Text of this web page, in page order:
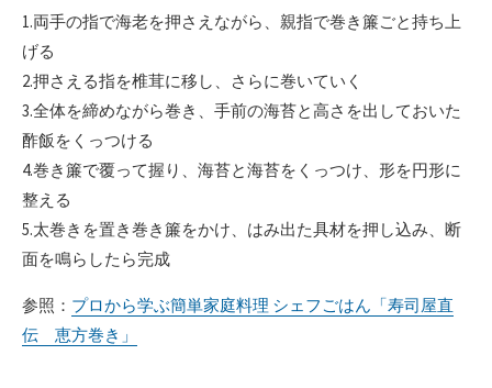
1.両手の指で海老を押さえながら、親指で巻き簾ごと持ち上
げる
2.押さえる指を椎茸に移し、さらに巻いていく
3.全体を締めながら巻き、手前の海苔と高さを出しておいた
酢飯をくっつける
4.巻き簾で覆って握り、海苔と海苔をくっつけ、形を円形に
整える
5.太巻きを置き巻き簾をかけ、はみ出た具材を押し込み、断
面を鳴らしたら完成
参照： プロから学ぶ簡単家庭料理 シェフごはん「寿司屋直
伝 恵方巻き」